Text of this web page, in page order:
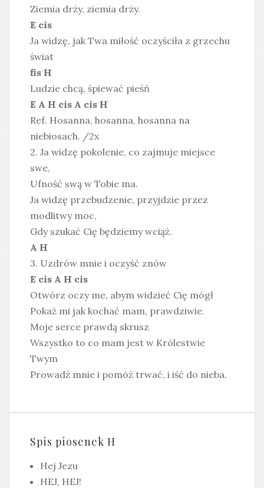
Ziemia drży, ziemia drży.
E cis
Ja widzę, jak Twa miłość oczyściła z grzechu
świat
fis H
Ludzie chcą, śpiewać pieśń
E A H cis A cis H
Ref. Hosanna, hosanna, hosanna na
niebiosach. /2x
2. Ja widzę pokolenie, co zajmuje miejsce
swe,
Ufność swą w Tobie ma.
Ja widzę przebudzenie, przyjdzie przez
modlitwy moc,
Gdy szukać Cię będziemy wciąż.
A H
3. Uzdrów mnie i oczyść znów
E cis A H cis
Otwórz oczy me, abym widzieć Cię mógł
Pokaż mi jak kochać mam, prawdziwie.
Moje serce prawdą skrusz
Wszystko to co mam jest w Królestwie
Twym
Prowadź mnie i pomóż trwać, i iść do nieba.
Spis piosenek H
Hej Jezu
HEJ, HEJ!